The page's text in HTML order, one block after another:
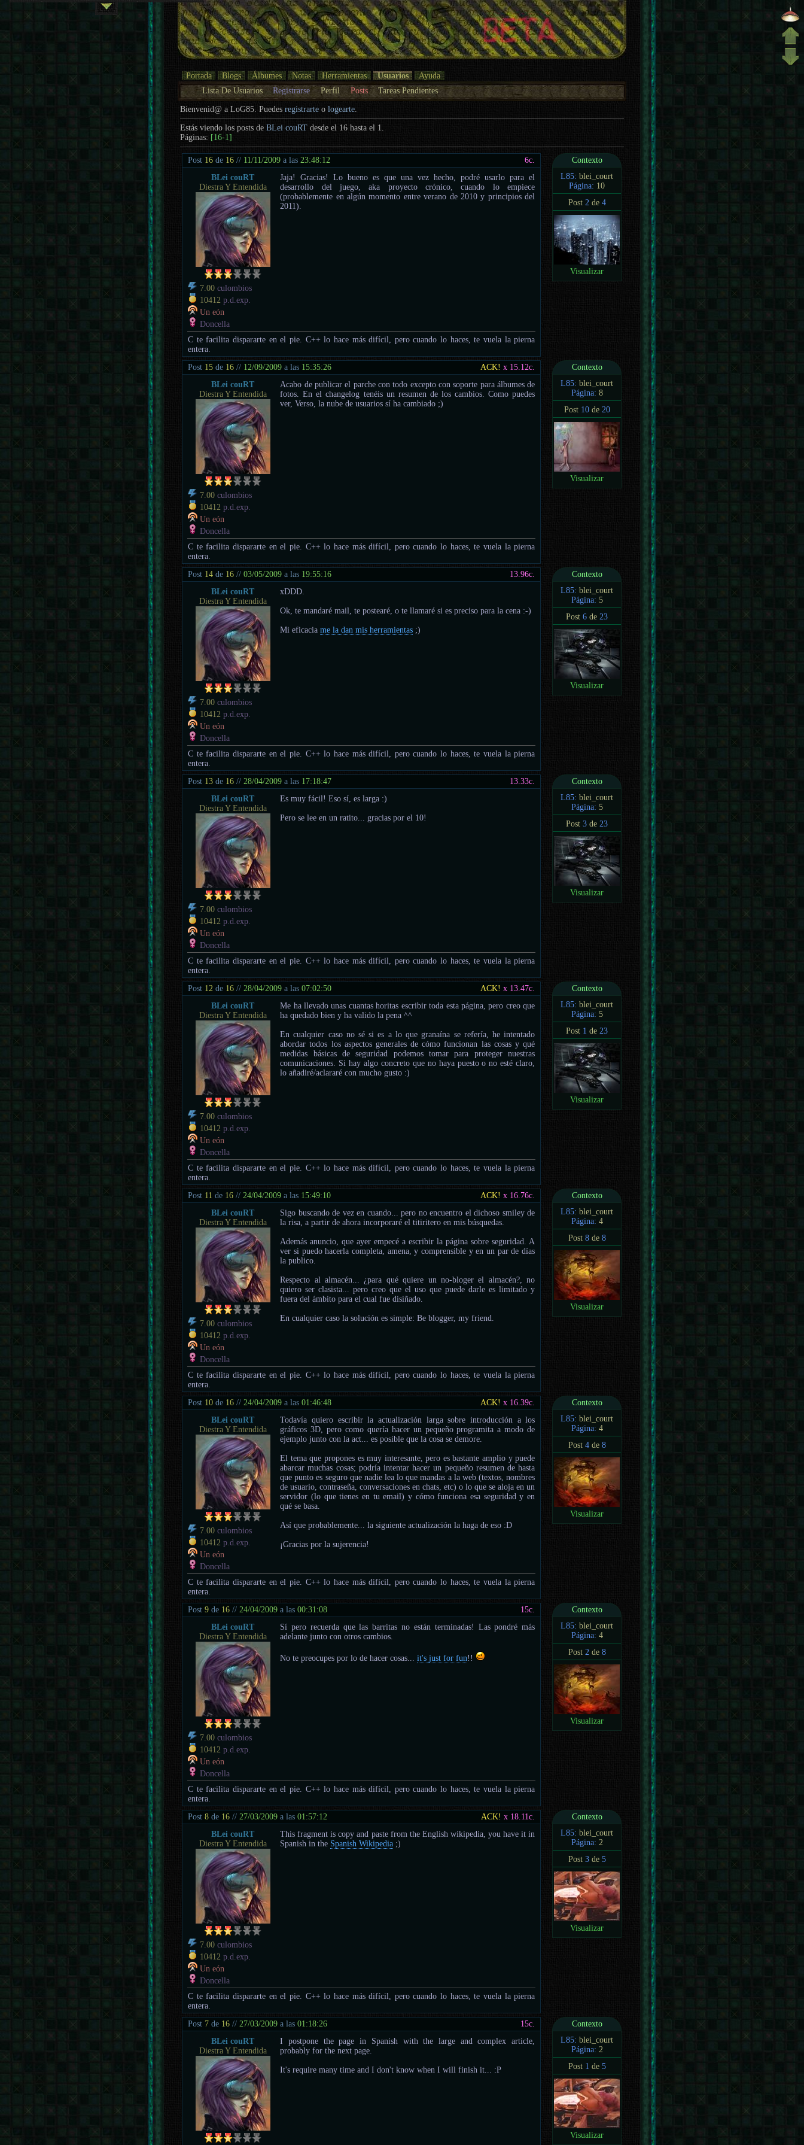
Portada Blogs Álbumes Notas Herramientas Usuarios
Ayuda
Lista De Usuarios
Registrarse Perfil Posts Tareas Pendientes
Bienvenid@ a LoG85. Puedesregistrarte ologearte.
Estás viendo los posts deBLei couRT desde el 16 hasta el 1.
Páginas: [16-1]
Post 16 de 16 // 11/11/2009 a las 23:48:12 6c.
BLei couRT
Diestra Y Entendida
7.00 culombios
10412 p.d.exp.
Un eón
Doncella
Jaja! Gracias! Lo bueno es que una vez hecho, podré usarlo para el
desarrollo del juego, aka proyecto crónico, cuando lo empiece
(probablemente en algún momento entre verano de 2010 y principios del
2011).
C te facilita dispararte en el pie. C++ lo hace más difícil, pero cuando lo haces, te vuela la pierna
entera.
Contexto
L85: blei_court
Página: 10
Post 2de 4
Visualizar
Post 15 de 16 // 12/09/2009 a las 15:35:26 ACK! x 15.12c.
BLei couRT
Diestra Y Entendida
7.00 culombios
10412 p.d.exp.
Un eón
Doncella
Acabo de publicar el parche con todo excepto con soporte para álbumes de
fotos. En el changelog tenéis un resumen de los cambios. Como puedes
ver, Verso, la nube de usuarios sí ha cambiado ;)
C te facilita dispararte en el pie. C++ lo hace más difícil, pero cuando lo haces, te vuela la pierna
entera.
Contexto
L85: blei_court
Página: 8
Post 10de 20
Visualizar
Post 14 de 16 //03/05/2009 a las 19:55:16 13.96c.
BLei couRT
Diestra Y Entendida
7.00 culombios
10412 p.d.exp.
Un eón
Doncella
xDDD.
Ok, te mandaré mail, te postearé, o te llamaré si es preciso para la cena :-)
Mi eficaciame la dan mis herramientas ;)
C te facilita dispararte en el pie. C++ lo hace más difícil, pero cuando lo haces, te vuela la pierna
entera.
Contexto
L85: blei_court
Página: 5
Post6 de23
Visualizar
Post 13 de 16 // 28/04/2009 a las 17:18:47 13.33c.
BLei couRT
Diestra Y Entendida
7.00 culombios
10412 p.d.exp.
Un eón
Doncella
Es muy fácil! Eso sí, es larga :)
Pero se lee en un ratito... gracias por el 10!
C te facilita dispararte en el pie. C++ lo hace más difícil, pero cuando lo haces, te vuela la pierna
entera.
Contexto
L85: blei_court
Página: 5
Post3 de23
Visualizar
Post 12 de 16 // 28/04/2009 a las07:02:50 ACK! x 13.47c.
BLei couRT
Diestra Y Entendida
7.00 culombios
10412 p.d.exp.
Un eón
Doncella
Me ha llevado unas cuantas horitas escribir toda esta página, pero creo que
ha quedado bien y ha valido la pena ^^
En cualquier caso no sé si es a lo que granaína se refería, he intentado
abordar todos los aspectos generales de cómo funcionan las cosas y qué
medidas básicas de seguridad podemos tomar para proteger nuestras
comunicaciones. Si hay algo concreto que no haya puesto o no esté claro,
lo añadiré/aclararé con mucho gusto :)
C te facilita dispararte en el pie. C++ lo hace más difícil, pero cuando lo haces, te vuela la pierna
entera.
Contexto
L85: blei_court
Página: 5
Post 1 de23
Visualizar
Post 11 de 16 // 24/04/2009 a las 15:49:10 ACK! x 16.76c.
BLei couRT
Diestra Y Entendida
7.00 culombios
10412 p.d.exp.
Un eón
Doncella
Sigo buscando de vez en cuando... pero no encuentro el dichoso smiley de
la risa, a partir de ahora incorporaré el titiritero en mis búsquedas.
Además anuncio, que ayer empecé a escribir la página sobre seguridad. A
ver si puedo hacerla completa, amena, y comprensible y en un par de días
la publico.
Respecto al almacén... ¿para qué quiere un no-bloger el almacén?, no
quiero ser clasista... pero creo que el uso que puede darle es limitado y
fuera del ámbito para el cual fue disiñado.
En cualquier caso la solución es simple: Be blogger, my friend.
C te facilita dispararte en el pie. C++ lo hace más difícil, pero cuando lo haces, te vuela la pierna
entera.
Contexto
L85: blei_court
Página: 4
Post 8de 8
Visualizar
Post 10 de 16 // 24/04/2009 a las01:46:48 ACK! x 16.39c.
BLei couRT
Diestra Y Entendida
7.00 culombios
10412 p.d.exp.
Un eón
Doncella
Todavía quiero escribir la actualización larga sobre introducción a los
gráficos 3D, pero como quería hacer un pequeño programita a modo de
ejemplo junto con la act... es posible que la cosa se demore.
El tema que propones es muy interesante, pero es bastante amplio y puede
abarcar muchas cosas; podría intentar hacer un pequeño resumen de hasta
que punto es seguro que nadie lea lo que mandas a la web (textos, nombres
de usuario, contraseña, conversaciones en chats, etc) o lo que se aloja en un
servidor (lo que tienes en tu email) y cómo funciona esa seguridad y en
qué se basa.
Así que probablemente... la siguiente actualización la haga de eso :D
¡Gracias por la sujerencia!
C te facilita dispararte en el pie. C++ lo hace más difícil, pero cuando lo haces, te vuela la pierna
entera.
Contexto
L85: blei_court
Página: 4
Post 4de 8
Visualizar
Post9 de 16 // 24/04/2009 a las00:31:08 15c.
BLei couRT
Diestra Y Entendida
7.00 culombios
10412 p.d.exp.
Un eón
Doncella
Sí pero recuerda que las barritas no están terminadas! Las pondré más
adelante junto con otros cambios.
No te preocupes por lo de hacer cosas...it's just for fun!!
C te facilita dispararte en el pie. C++ lo hace más difícil, pero cuando lo haces, te vuela la pierna
entera.
Contexto
L85: blei_court
Página: 4
Post 2de 8
Visualizar
Post8 de 16 // 27/03/2009 a las01:57:12 ACK! x 18.11c.
BLei couRT
Diestra Y Entendida
7.00 culombios
10412 p.d.exp.
Un eón
Doncella
This fragment is copy and paste from the English wikipedia, you have it in
Spanish in the Spanish Wikipedia ;)
C te facilita dispararte en el pie. C++ lo hace más difícil, pero cuando lo haces, te vuela la pierna
entera.
Contexto
L85: blei_court
Página: 2
Post 3de 5
Visualizar
Post 7 de 16 // 27/03/2009 a las01:18:26 15c.
BLei couRT
Diestra Y Entendida
I postpone the page in Spanish with the large and complex article,
probably for the next page.
It's require many time and I don't know when I will finish it... :P
Contexto
L85: blei_court
Página: 2
Post 1 de 5
Visualizar